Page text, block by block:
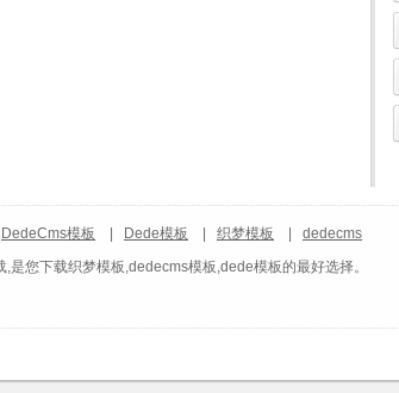
DedeCms模板 Dede模板 织梦模板
dedecms
您下载织梦模板,dedecms模板,dede模板的最好选择。